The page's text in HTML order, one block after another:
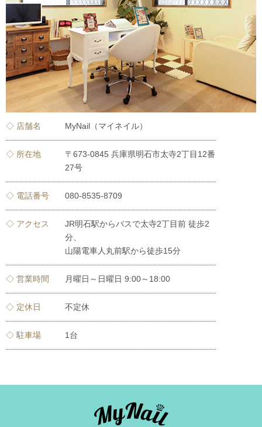
◇ 店舗名 MyNail（マイネイル）
◇ 所在地
〒673-0845 兵庫県明石市太寺2丁目12番
27号
◇ 電話番号 080-8535-8709
◇ アクセス
JR明石駅からバスで太寺2丁目前 徒歩2
分、
山陽電車人丸前駅から徒歩15分
◇ 営業時間 月曜日～日曜日 9:00～18:00
◇ 定休日 不定休
◇ 駐車場 1台